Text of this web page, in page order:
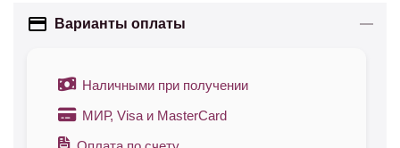
Варианты оплаты
Наличными при получении
МИР, Visa и MasterCard